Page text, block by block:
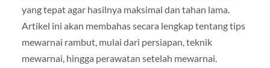
yang tepat agar hasilnya maksimal dan tahan lama.
Artikel ini akan membahas secara lengkap tentang tips
mewarnai rambut, mulai dari persiapan, teknik
mewarnai, hingga perawatan setelah mewarnai.